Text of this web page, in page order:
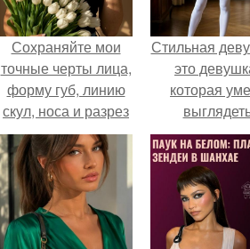
Сохраняйте мои
точные черты лица,
форму губ, линию
скул, носа и разрез
глаз.
Стильная
это
которая
элегантно в
ситуации.